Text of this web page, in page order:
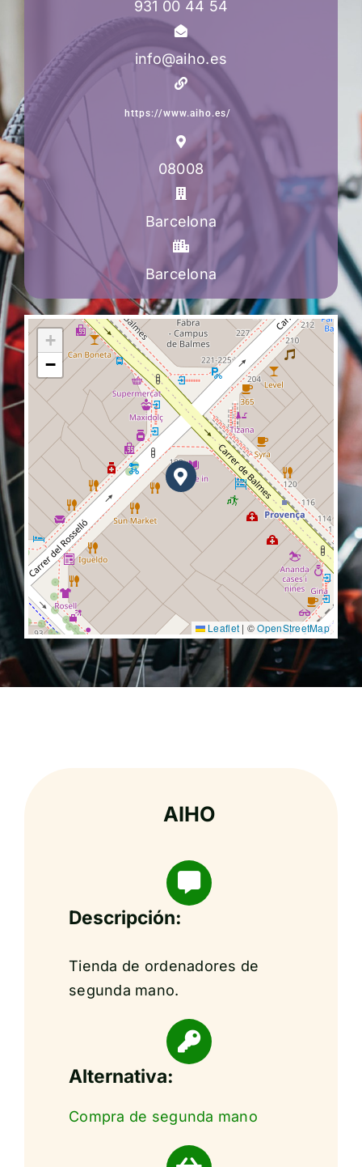
931 00 44 54
info@aiho.es
https://www.aiho.es/
08008
Barcelona
Barcelona
+
−
Leaflet | ©OpenStreetMap
AIHO
Descripción:
Tienda de ordenadores de
segunda mano.
Alternativa:
Compra de segunda mano